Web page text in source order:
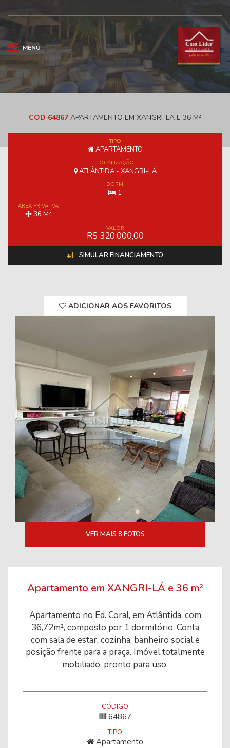
MENU
CÓD 64867 APARTAMENTO EM XANGRI-LÁ E 36 M²
TIPO
APARTAMENTO
LOCALIZAÇÃO
ATLÂNTIDA - XANGRI-LÁ
DORM.
1
ÁREA PRIVATIVA
36 M²
VALOR
R$ 320.000,00
SIMULAR FINANCIAMENTO
ADICIONAR AOS FAVORITOS
VER MAIS 8 FOTOS
Apartamento em XANGRI-LÁ e 36 m²
Apartamento no Ed. Coral, em Atlântida, com
36,72m², composto por 1 dormitório. Conta
com sala de estar, cozinha, banheiro social e
posição frente para a praça. Imóvel totalmente
mobiliado, pronto para uso.
CÓDIGO
64867
TIPO
Apartamento